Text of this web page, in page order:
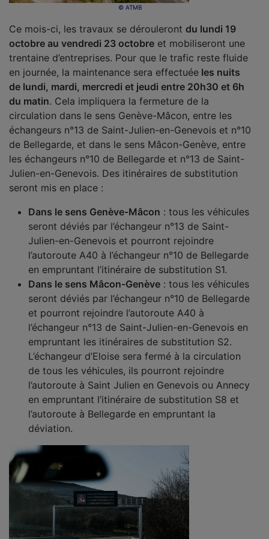
© ATMB
Ce mois-ci, les travaux se dérouleront du lundi 19
octobre au vendredi 23 octobre et mobiliseront une
trentaine d’entreprises. Pour que le trafic reste fluide
en journée, la maintenance sera effectuée les nuits
de lundi, mardi, mercredi et jeudi entre 20h30 et 6h
du matin. Cela impliquera la fermeture de la
circulation dans le sens Genève-Mâcon, entre les
échangeurs n°13 de Saint-Julien-en-Genevois et n°10
de Bellegarde, et dans le sens Mâcon-Genève, entre
les échangeurs n°10 de Bellegarde et n°13 de Saint-
Julien-en-Genevois. Des itinéraires de substitution
seront mis en place :
Dans le sens Genève-Mâcon : tous les véhicules
seront déviés par l’échangeur n°13 de Saint-
Julien-en-Genevois et pourront rejoindre
l’autoroute A40 à l’échangeur n°10 de Bellegarde
en empruntant l’itinéraire de substitution S1.
Dans le sens Mâcon-Genève : tous les véhicules
seront déviés par l’échangeur n°10 de Bellegarde
et pourront rejoindre l’autoroute A40 à
l’échangeur n°13 de Saint-Julien-en-Genevois en
empruntant les itinéraires de substitution S2.
L’échangeur d’Eloise sera fermé à la circulation
de tous les véhicules, ils pourront rejoindre
l’autoroute à Saint Julien en Genevois ou Annecy
en empruntant l’itinéraire de substitution S8 et
l’autoroute à Bellegarde en empruntant la
déviation.